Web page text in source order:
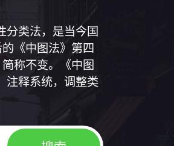
分类法，是当今国
《中图法》第四
称不变。《中图
注释系统，调整类